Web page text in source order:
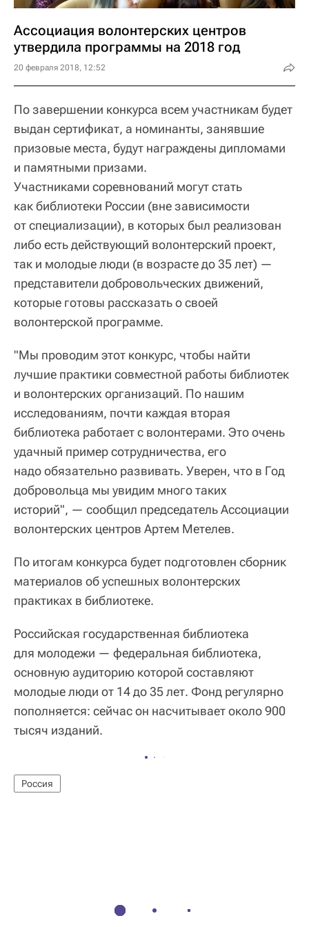
Ассоциация волонтерских центров
утвердила программы на 2018 год
20 февраля 2018, 12:52
По завершении конкурса всем участникам будет
выдан сертификат, а номинанты, занявшие
призовые места, будут награждены дипломами
и памятными призами.
Участниками соревнований могут стать
как библиотеки России (вне зависимости
от специализации), в которых был реализован
либо есть действующий волонтерский проект,
так и молодые люди (в возрасте до 35 лет) —
представители добровольческих движений,
которые готовы рассказать о своей
волонтерской программе.
"Мы проводим этот конкурс, чтобы найти
лучшие практики совместной работы библиотек
и волонтерских организаций. По нашим
исследованиям, почти каждая вторая
библиотека работает с волонтерами. Это очень
удачный пример сотрудничества, его
надо обязательно развивать. Уверен, что в Год
добровольца мы увидим много таких
историй", — сообщил председатель Ассоциации
волонтерских центров Артем Метелев.
По итогам конкурса будет подготовлен сборник
материалов об успешных волонтерских
практиках в библиотеке.
Российская государственная библиотека
для молодежи — федеральная библиотека,
основную аудиторию которой составляют
молодые люди от 14 до 35 лет. Фонд регулярно
пополняется: сейчас он насчитывает около 900
тысяч изданий.
Россия